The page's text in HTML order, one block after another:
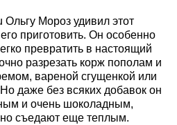
Мороз удивил этот
приготовить. Он особенно
превратить в настоящий
разрезать корж пополам и
вареной сгущенкой или
даже без всяких добавок он
и очень шоколадным,
съедают еще теплым.